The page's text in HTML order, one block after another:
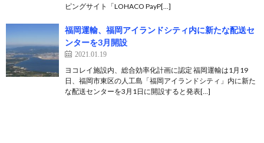
ピングサイト「LOHACO PayP[…]
福岡運輸、福岡アイランドシティ内に新たな配送セ
ンターを3月開設
2021.01.19
ヨコレイ施設内、総合効率化計画に認定 福岡運輸は1月19
日、福岡市東区の人工島「福岡アイランドシティ」内に新た
な配送センターを3月1日に開設すると発表[…]